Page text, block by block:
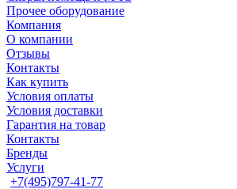
Прочее оборудование
Компания
О компании
Отзывы
Контакты
Как купить
Условия оплаты
Условия доставки
Гарантия на товар
Контакты
Бренды
Услуги
+7(495)797-41-77